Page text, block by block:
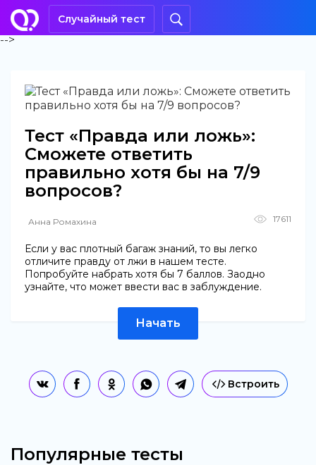
Случайный тест
-->
Тест «Правда или ложь»:
Cможете ответить
правильно хотя бы на 7/9
вопросов?
Анна Ромахина 17611
Если у вас плотный багаж знаний, то вы легко
отличите правду от лжи в нашем тесте.
Попробуйте набрать хотя бы 7 баллов. Заодно
узнайте, что может ввести вас в заблуждение.
Начать
Встроить
Популярные тесты